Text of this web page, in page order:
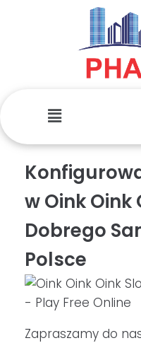
w Oink Oink
Dobrego
Polsce
Zapraszamy do